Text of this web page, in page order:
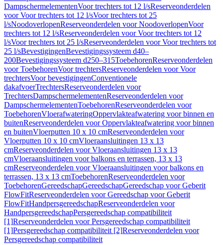
DampschermelementenVoor trechters tot 12 l/sReserveonderdelen
voor Voor trechters tot 12 l/sVoor trechters tot 25
l/sNoodoverlopenReserveonderdelen voor NoodoverlopenVoor
trechters tot 12 l/sReserveonderdelen voor Voor trechters tot 12
l/sVoor trechters tot 25 l/sReserveonderdelen voor Voor trechters tot
25 l/sBevestigingenBevestigingssysteem d40–
200Bevestigingssysteem d250–315ToebehorenReserveonderdelen
voor ToebehorenVoor trechtersReserveonderdelen voor Voor
trechtersVoor bevestigingenConventionele
dakafvoerTrechtersReserveonderdelen voor
TrechtersDampschermelementenReserveonderdelen voor
DampschermelementenToebehorenReserveonderdelen voor
ToebehorenVloerafwateringOppervlakteafwatering voor binnen en
buitenReserveonderdelen voor Oppervlakteafwatering voor binnen
en buitenVloerputten 10 x 10 cmReserveonderdelen voor
Vloerputten 10 x 10 cmVloeraansluitingen 13 x 13
cmReserveonderdelen voor Vloeraansluitingen 13 x 13
cmVloeraansluitingen voor balkons en terrassen, 13 x 13
cmReserveonderdelen voor Vloeraansluitingen voor balkons en
terrassen, 13 x 13 cmToebehorenReserveonderdelen voor
ToebehorenGereedschapGereedschapGereedschap voor Geberit
FlowFitReserveonderdelen voor Gereedschap voor Geberit
FlowFitHandpersgereedschapReserveonderdelen voor
HandpersgereedschapPersgereedschap compatibiliteit
[1]Reserveonderdelen voor Persgereedschap compatibiliteit
[1]Persgereedschap compatibiliteit [2]Reserveonderdelen voor
Persgereedschap compatibiliteit